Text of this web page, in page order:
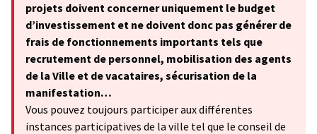
projets doivent concerner uniquement le budget
d’investissement et ne doivent donc pas générer de
frais de fonctionnements importants tels que
recrutement de personnel, mobilisation des agents
de la Ville et de vacataires, sécurisation de la
manifestation…
Vous pouvez toujours participer aux différentes
instances participatives de la ville tel que le conseil de